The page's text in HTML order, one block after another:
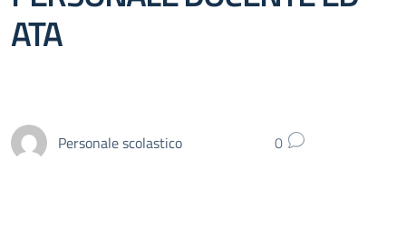
ATA
Personale scolastico 0